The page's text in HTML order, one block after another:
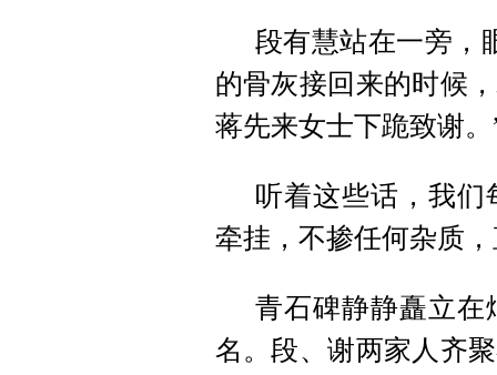
段有慧站在一旁，
的骨灰接回来的时候
蒋先来女士下跪致谢。
听着这些话，我
牵挂，不掺任何杂质
青石碑静静矗立在
名。段、谢两家人齐